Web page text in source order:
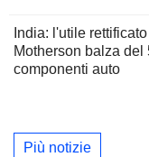
India: l'utile
Motherson balza
componenti auto
Più notizie